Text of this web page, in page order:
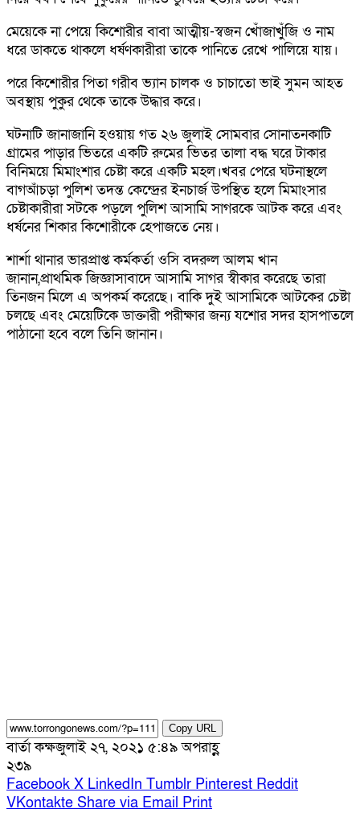
মেয়েকে না পেয়ে কিশোরীর বাবা আত্মীয়-স্বজন খোঁজাখুঁজি ও নাম
ধরে ডাকতে থাকলে ধর্ষণকারীরা তাকে পানিতে রেখে পালিয়ে যায়।
পরে কিশোরীর পিতা গরীব ভ্যান চালক ও চাচাতো ভাই সুমন আহত
অবস্থায় পুকুর থেকে তাকে উদ্ধার করে।
ঘটনাটি জানাজানি হওয়ায় গত ২৬ জুলাই সোমবার সোনাতনকাটি
গ্রামের পাড়ার ভিতরে একটি রুমের ভিতর তালা বদ্ধ ঘরে টাকার
বিনিময়ে মিমাংশার চেষ্টা করে একটি মহল।খবর পেরে ঘটনাস্থলে
বাগআঁচড়া পুলিশ তদন্ত কেন্দ্রের ইনচার্জ উপস্থিত হলে মিমাংসার
চেষ্টাকারীরা সটকে পড়লে পুলিশ আসামি সাগরকে আটক করে এবং
ধর্ষনের শিকার কিশোরীকে হেপাজতে নেয়।
শার্শা থানার ভারপ্রাপ্ত কর্মকর্তা ওসি বদরুল আলম খান
জানান,প্রাথমিক জিজ্ঞাসাবাদে আসামি সাগর স্বীকার করেছে তারা
তিনজন মিলে এ অপকর্ম করেছে। বাকি দুই আসামিকে আটকের চেষ্টা
চলছে এবং মেয়েটিকে ডাক্তারী পরীক্ষার জন্য যশোর সদর হাসপাতলে
পাঠানো হবে বলে তিনি জানান।
Copy URL
বার্তা কক্ষজুলাই ২৭, ২০২১ ৫:৪৯ অপরাহ্ণ
২৩৯
Facebook X LinkedIn Tumblr Pinterest Reddit
VKontakte Share via Email Print